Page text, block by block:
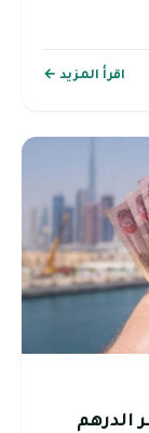
اقرأ المزيد ←
الدرهم